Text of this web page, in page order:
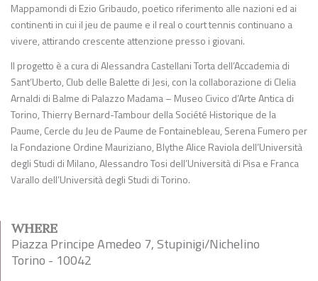
Mappamondi di Ezio Gribaudo, poetico riferimento alle nazioni ed ai
continenti in cui il jeu de paume e il real o court tennis continuano a
vivere, attirando crescente attenzione presso i giovani.
Il progetto è a cura di Alessandra Castellani Torta dell’Accademia di
Sant’Uberto, Club delle Balette di Jesi, con la collaborazione di Clelia
Arnaldi di Balme di Palazzo Madama – Museo Civico d’Arte Antica di
Torino, Thierry Bernard-Tambour della Société Historique de la
Paume, Cercle du Jeu de Paume de Fontainebleau, Serena Fumero per
la Fondazione Ordine Mauriziano, Blythe Alice Raviola dell’Università
degli Studi di Milano, Alessandro Tosi dell’Università di Pisa e Franca
Varallo dell’Università degli Studi di Torino.
WHERE
Piazza Principe Amedeo 7, Stupinigi/Nichelino
Torino - 10042